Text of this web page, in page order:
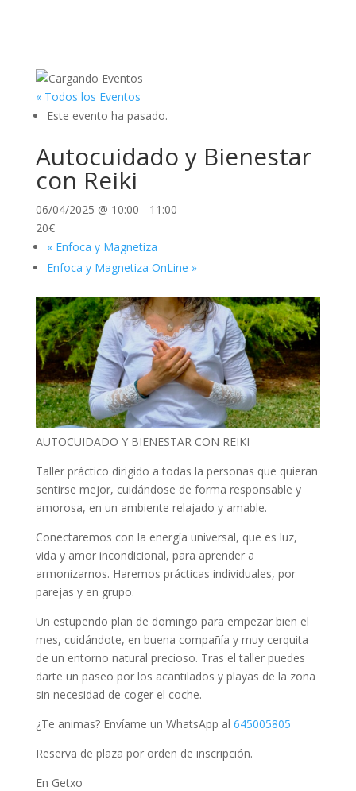
« Todos los Eventos
Este evento ha pasado.
Autocuidado y Bienestar
con Reiki
06/04/2025 @ 10:00 - 11:00
20€
«Enfoca y Magnetiza
Enfoca y Magnetiza OnLine »
AUTOCUIDADO Y BIENESTAR CON REIKI
Taller práctico dirigido a todas la personas que quieran
sentirse mejor, cuidándose de forma responsable y
amorosa, en un ambiente relajado y amable.
Conectaremos con la energía universal, que es luz,
vida y amor incondicional, para aprender a
armonizarnos. Haremos prácticas individuales, por
parejas y en grupo.
Un estupendo plan de domingo para empezar bien el
mes, cuidándote, en buena compañía y muy cerquita
de un entorno natural precioso. Tras el taller puedes
darte un paseo por los acantilados y playas de la zona
sin necesidad de coger el coche.
¿Te animas? Envíame un WhatsApp al 645005805
Reserva de plaza por orden de inscripción.
En Getxo